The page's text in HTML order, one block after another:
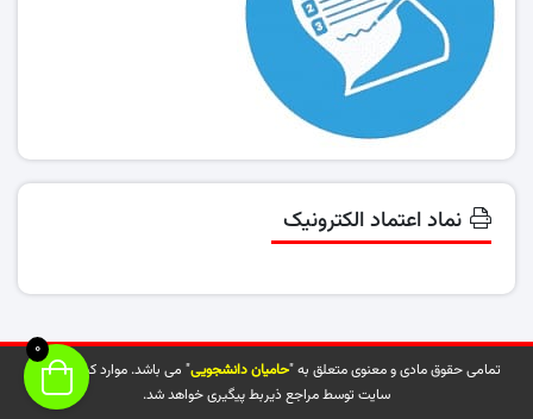
نماد اعتماد الکترونیک
تمامی حقوق مادی و معنوی متعلق به "حامیان دانشجویی" می باشد. موارد کپی شده از
سایت توسط مراجع ذیربط پیگیری خواهد شد.
0